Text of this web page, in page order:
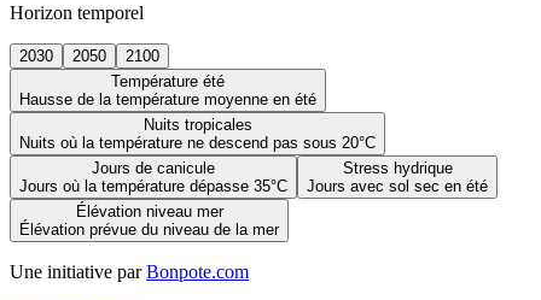
Horizon temporel
2030 2050
2100
Température été
Hausse de la température moyenne en été
Nuits tropicales
Nuits où la température ne descend pas sous 20°C
Jours de canicule
Jours où la température dépasse 35°C
Stress hydrique
Jours avec sol sec en été
Élévation niveau mer
Élévation prévue du niveau de la mer
Une initiative par Bonpote.com